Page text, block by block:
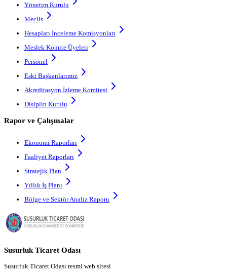
Yönetim Kurulu
Meclis
Hesapları İnceleme Komisyonları
Meslek Komite Üyeleri
Personel
Eski Başkanlarımız
Akreditasyon İzleme Komitesi
Disiplin Kurulu
Rapor ve Çalışmalar
Ekonomi Raporları
Faaliyet Raporları
Stratejik Plan
Yıllık İş Planı
Bölge ve Sektör Analiz Raporu
Susurluk Ticaret Odası
Susurluk Ticaret Odası resmi web sitesi